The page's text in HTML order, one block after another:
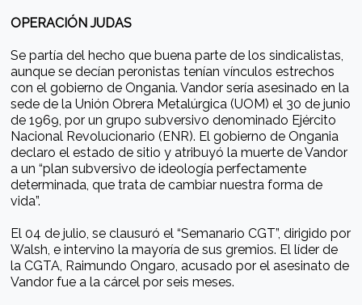
OPERACIÓN JUDAS
Se partía del hecho que buena parte de los sindicalistas,
aunque se decían peronistas tenían vínculos estrechos
con el gobierno de Ongania. Vandor sería asesinado en la
sede de la Unión Obrera Metalúrgica (UOM) el 30 de junio
de 1969, por un grupo subversivo denominado Ejército
Nacional Revolucionario (ENR). El gobierno de Ongania
declaro el estado de sitio y atribuyó la muerte de Vandor
a un “plan subversivo de ideología perfectamente
determinada, que trata de cambiar nuestra forma de
vida”.
El 04 de julio, se clausuró el “Semanario CGT”, dirigido por
Walsh, e intervino la mayoría de sus gremios. El líder de
la CGTA, Raimundo Ongaro, acusado por el asesinato de
Vandor fue a la cárcel por seis meses.